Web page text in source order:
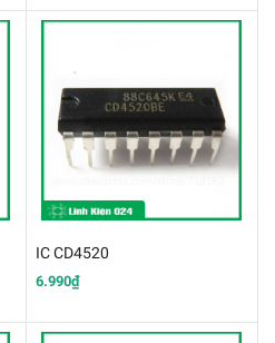
IC CD4520
6.990₫